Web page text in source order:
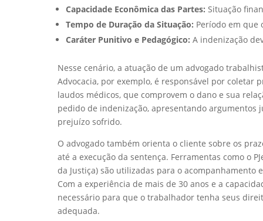
Capacidade Econômica das Partes: Situação
Tempo de Duração da Situação: Período em que
Caráter Punitivo e Pedagógico: A indenização
Nesse cenário, a atuação de um advogado
Advocacia, por exemplo, é responsável por coletar
laudos médicos, que comprovem o dano e sua
pedido de indenização, apresentando
prejuízo sofrido.
O advogado também orienta o cliente sobre os
até a execução da sentença. Ferramentas como o
da Justiça) são utilizadas para o
Com a experiência de mais de 30 anos e a
necessário para que o trabalhador tenha seus
adequada.